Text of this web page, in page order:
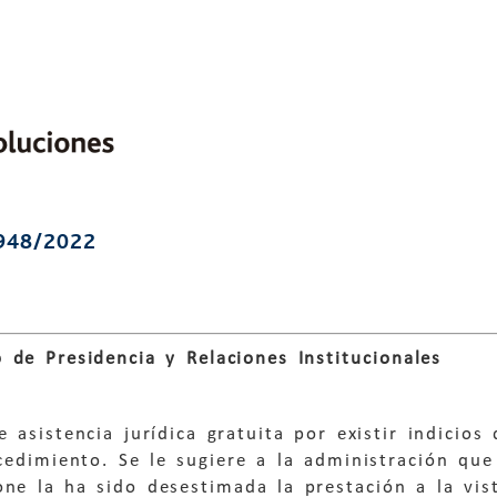
2022
de Presidencia y Relaciones Institucionales
asistencia jurídica gratuita por existir indicios
Se le sugiere a la administración
la ha sido desestimada la prestación a la